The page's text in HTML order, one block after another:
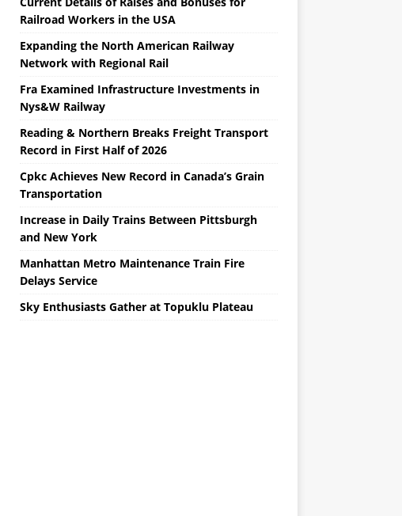
Railroad Workers in the USA
Expanding the North American Railway
Network with Regional Rail
Fra Examined Infrastructure Investments in
Nys&W Railway
Reading & Northern Breaks Freight Transport
Record in First Half of 2026
Cpkc Achieves New Record in Canada’s Grain
Transportation
Increase in Daily Trains Between Pittsburgh
and New York
Manhattan Metro Maintenance Train Fire
Delays Service
Sky Enthusiasts Gather at Topuklu Plateau